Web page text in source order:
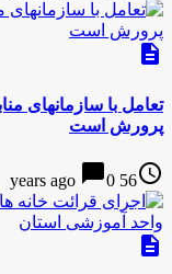
description
تعامل با سازمانهای
پرورش است
access_time
56 years ago
chat_bubble0
description